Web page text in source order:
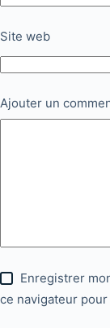
Site web
Ajouter un
Enregistrer
ce navigateur